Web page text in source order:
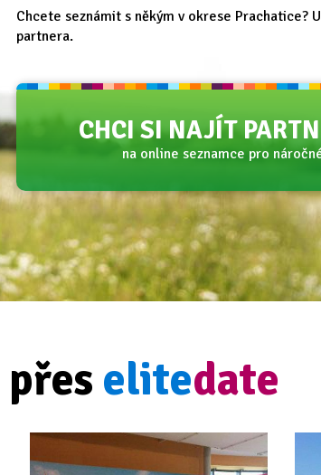
Chcete seznámit s někým v okrese Prachatice?
partnera.
CHCI SI NAJÍT
na online seznamce pro
elitedate